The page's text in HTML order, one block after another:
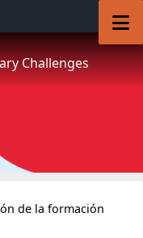
Challenges
de la formación